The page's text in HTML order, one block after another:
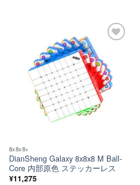
8x8x8+
DianSheng Galaxy 8x8x8 M Ball-
Core 内部原色 ステッカーレス
¥11,275